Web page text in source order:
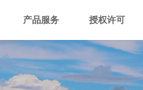
产品服务 授权许可